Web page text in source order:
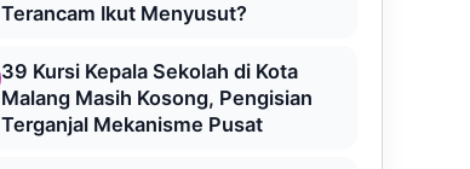
Terancam Ikut Menyusut?
39 Kursi Kepala Sekolah di Kota
Malang Masih Kosong, Pengisian
Terganjal Mekanisme Pusat